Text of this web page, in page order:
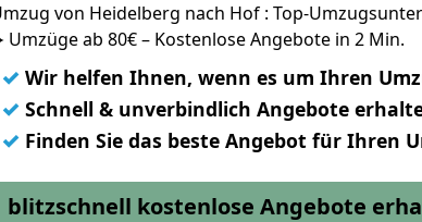
von Heidelberg nach Hof : Top-
Umzüge ab 80€ – Kostenlose Angebote in 2 Min.
✓ Wir helfen Ihnen, wenn es um Ihren
✓ Schnell & unverbindlich Angebote
✓ Finden Sie das beste Angebot für Ihren
blitzschnell kostenlose Angebote